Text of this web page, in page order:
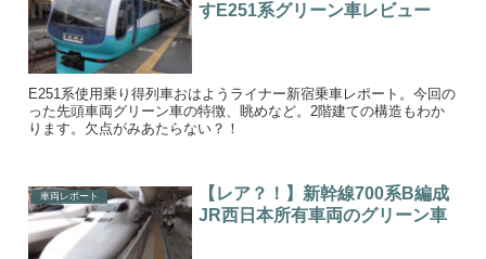
すE251系グリーン車レビュー
E251系使用乗り得列車おはようライナー新宿乗車レポート。今回の
った先頭車両グリーン車の特徴、眺めなど。2階建ての構造もわか
ります。欠点がみあたらない？！
車両レポート
【レア？！】新幹線700系B編成
JR西日本所有車両のグリーン車